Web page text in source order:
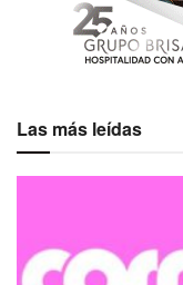
Las más leídas